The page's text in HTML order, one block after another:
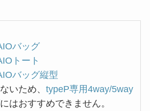
バッグ
トート
バッグ縦型
いため、 typeP専用4way/5way
にはおすすめできません。